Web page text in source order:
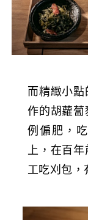
而精緻小
作的胡蘿
例偏肥，
上，在百
工吃刈包，